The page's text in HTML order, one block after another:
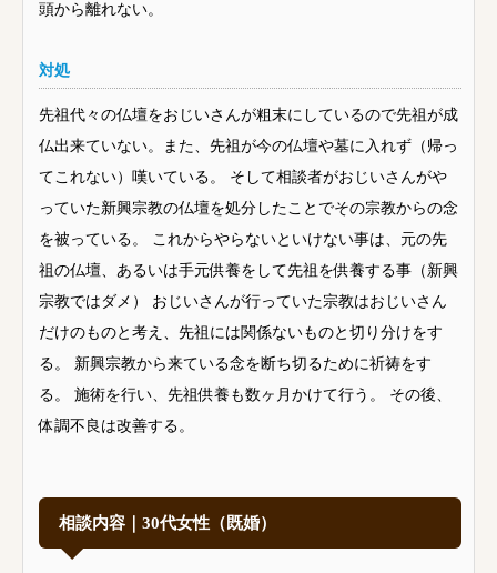
頭から離れない。
対処
先祖代々の仏壇をおじいさんが粗末にしているので先祖が成
仏出来ていない。また、先祖が今の仏壇や墓に入れず（帰っ
てこれない）嘆いている。 そして相談者がおじいさんがや
っていた新興宗教の仏壇を処分したことでその宗教からの念
を被っている。 これからやらないといけない事は、元の先
祖の仏壇、あるいは手元供養をして先祖を供養する事（新興
宗教ではダメ） おじいさんが行っていた宗教はおじいさん
だけのものと考え、先祖には関係ないものと切り分けをす
る。 新興宗教から来ている念を断ち切るために祈祷をす
る。 施術を行い、先祖供養も数ヶ月かけて行う。 その後、
体調不良は改善する。
相談内容｜30代女性（既婚）